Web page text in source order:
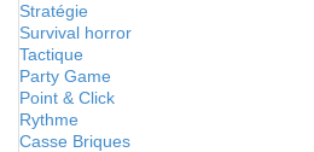
Stratégie
Survival horror
Tactique
Party Game
Point & Click
Rythme
Casse Briques